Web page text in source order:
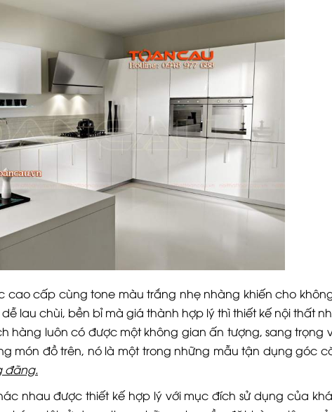
cao cấp cùng tone màu trắng nhẹ nhàng khiến cho
lau chùi, bền bỉ mà giá thành hợp lý thì thiết kế nội thất
hàng luôn có được một không gian ấn tượng, sang trọng
món đồ trên, nó là một trong những mẫu tận dụng góc
đãng.
nhau được thiết kế hợp lý với mục đích sử dụng của